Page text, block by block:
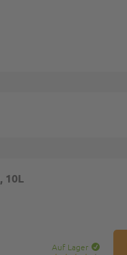
10L
Auf Lager